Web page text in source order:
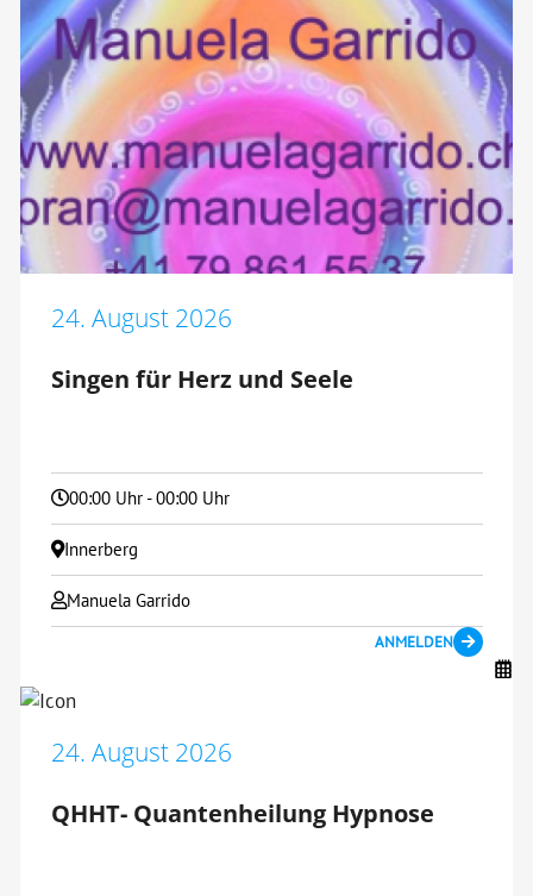
24. August 2026
Singen für Herz und Seele
00:00 Uhr - 00:00 Uhr
Innerberg
Manuela Garrido
ANMELDEN
24. August 2026
QHHT- Quantenheilung Hypnose